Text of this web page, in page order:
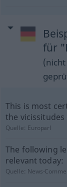
für
This is most
the
Quelle: Europarl
The following
relevant today:
Quelle: News-